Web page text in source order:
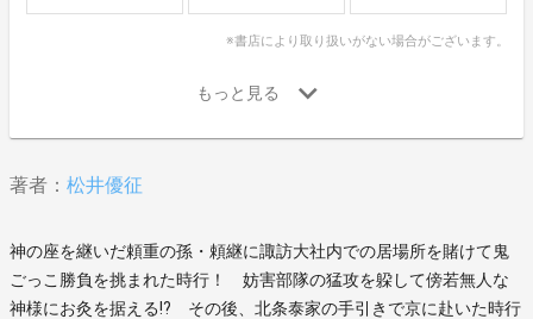
※書店により取り扱いがない場合がございます。
著者： 松井優征
神の座を継いだ頼重の孫・頼継に諏訪大社内での居場所を賭けて鬼
ごっこ勝負を挑まれた時行！ 妨害部隊の猛攻を躱して傍若無人な
神様にお灸を据える!? その後、北条泰家の手引きで京に赴いた時行